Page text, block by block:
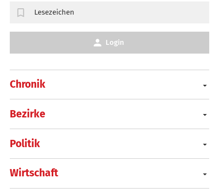
Chronik
Bezirke
Politik
Wirtschaft
Lesezeichen
Login